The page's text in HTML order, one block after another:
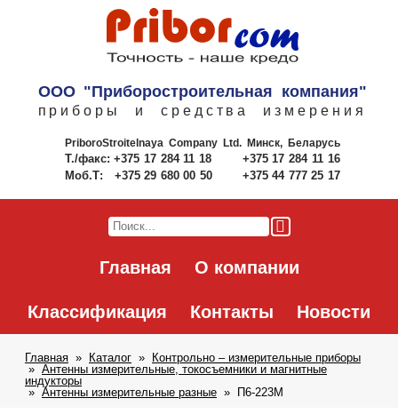
ООО "Приборостроительная компания"
приборы и средства измерения
PriboroStroitelnaya Company Ltd.Минск, Беларусь
Т./факс: +375 17 284 11 18
+375 17 284 11 16
Моб.Т:
+375 29 680 00 50 +375 44 777 25 17
Главная О компании
Классификация Контакты Новости
Главная Каталог
Контрольно – измерительные приборы
Антенны измерительные, токосъемники и магнитные
индукторы
Антенны измерительные разные
П6-223М